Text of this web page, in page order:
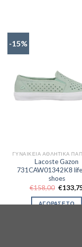
-15%
Lacoste Gazon
731CAW01342K8
shoes
€158,00 Original
was:
€
ΑΓΟΡΑΣΕ ΤΟ